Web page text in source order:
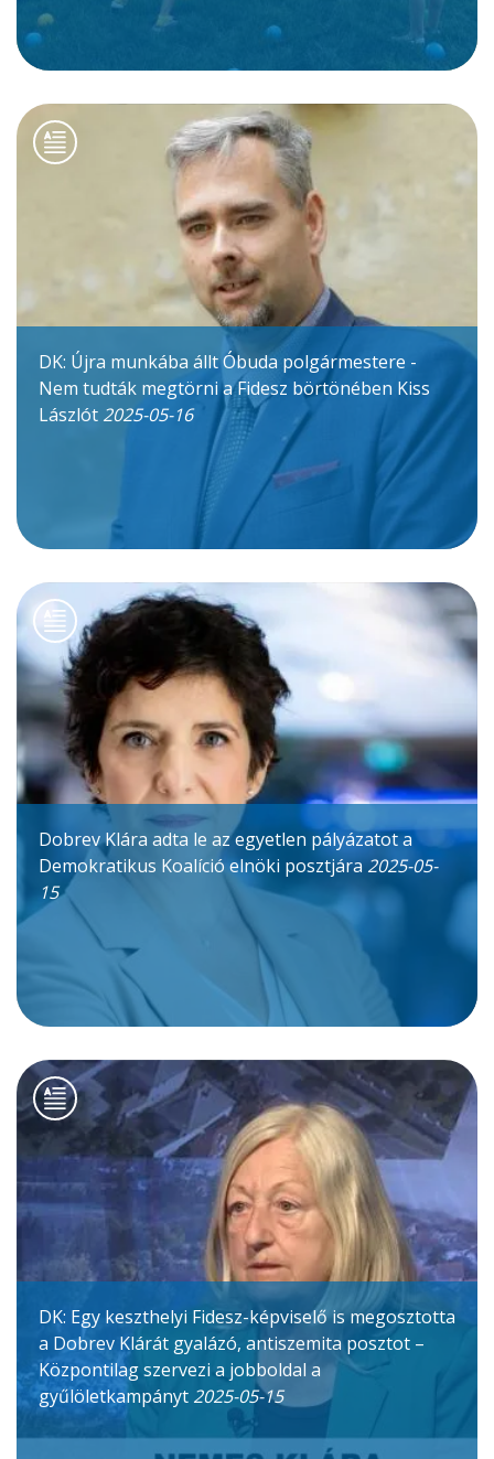
DK: Újra munkába állt Óbuda polgármestere -
Nem tudták megtörni a Fidesz börtönében Kiss
Lászlót 2025-05-16
Dobrev Klára adta le az egyetlen pályázatot a
Demokratikus Koalíció elnöki posztjára2025-05-
15
DK: Egy keszthelyi Fidesz-képviselő is megosztotta
a Dobrev Klárát gyalázó, antiszemita posztot –
Központilag szervezi a jobboldal a
gyűlöletkampányt 2025-05-15